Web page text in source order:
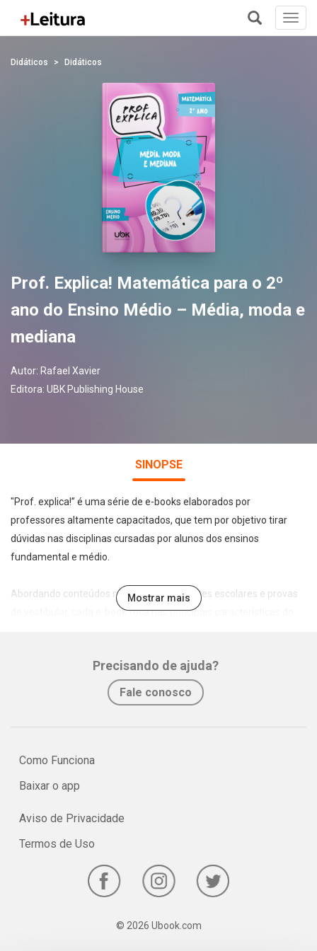
Didáticos Didáticos
Prof. Explica! Matemática para o 2º
ano do Ensino Médio – Média, moda e
mediana
Autor: Rafael Xavier
Editora: UBK Publishing House
SINOPSE
"Prof. explica!” é uma série de e-books elaborados por
professores altamente capacitados, que tem por objetivo tirar
dúvidas nas disciplinas cursadas por alunos dos ensinos
fundamental e médio.
Abordando conteúdos recorrentes em testes escolares e provas
de vestibular, cada e-book foca nas principais características do
No e-book "Prof. explica!” Matemática para o 2º ano do Ensino
Médio serão vistos os principais pontos sobre as médias, moda e
Mostrar mais
Precisando de ajuda?
Fale conosco
Como Funciona
Baixar o app
Aviso de Privacidade
Termos de Uso
© 2026 Ubook.com